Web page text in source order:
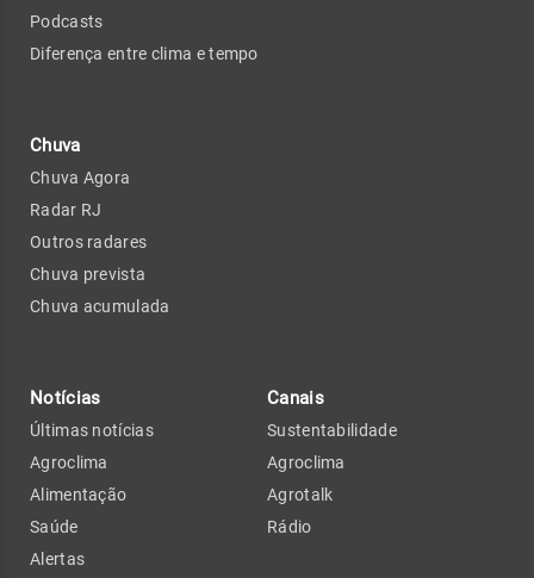
Podcasts
Diferença entre clima e tempo
Chuva
Chuva Agora
Radar RJ
Outros radares
Chuva prevista
Chuva acumulada
Notícias
Últimas notícias
Agroclima
Alimentação
Saúde
Alertas
Canais
Sustentabilidade
Agroclima
Agrotalk
Rádio